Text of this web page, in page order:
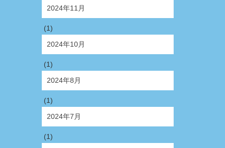
2024年11月
(1)
2024年10月
(1)
2024年8月
(1)
2024年7月
(1)